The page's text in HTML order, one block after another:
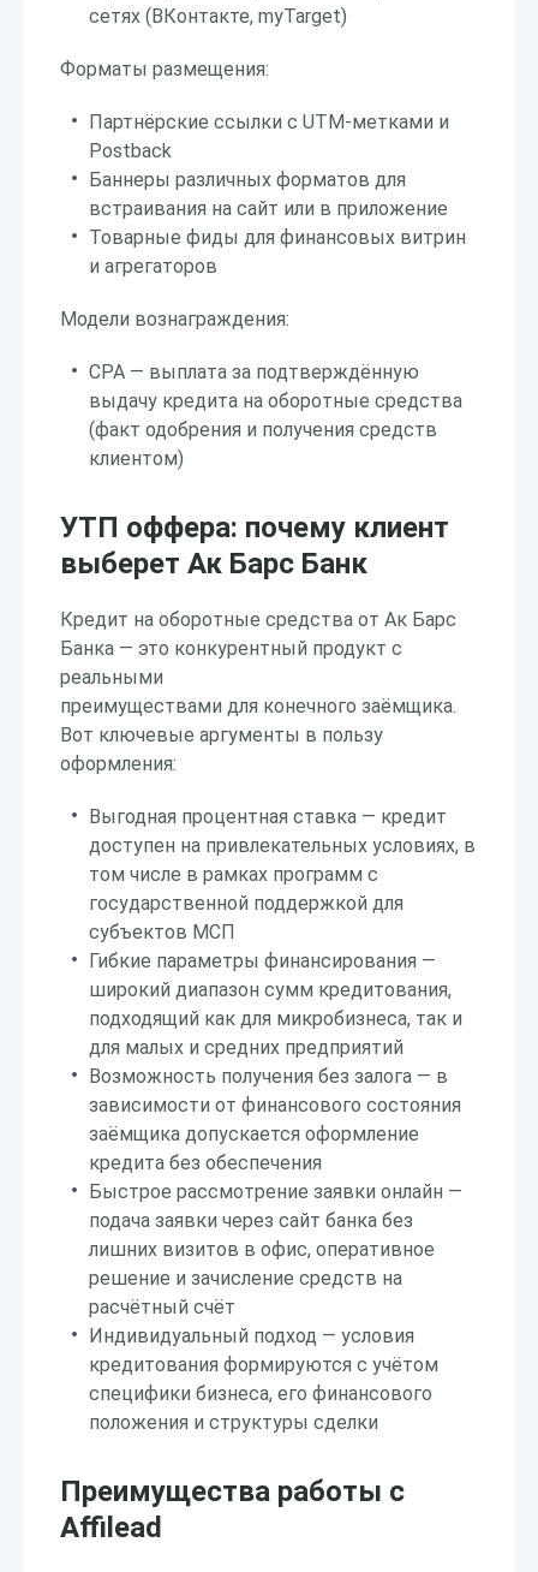
сетях (ВКонтакте, myTarget)
Форматы размещения:
Партнёрские ссылки с UTM-метками и
Postback
Баннеры различных форматов для
встраивания на сайт или в приложение
Товарные фиды для финансовых витрин
и агрегаторов
Модели вознаграждения:
CPA — выплата за подтверждённую
выдачу кредита на оборотные средства
(факт одобрения и получения средств
клиентом)
УТП оффера: почему клиент
выберет Ак Барс Банк
Кредит на оборотные средства от Ак Барс
Банка — это конкурентный продукт с
реальными
преимуществами для конечного заёмщика.
Вот ключевые аргументы в пользу
оформления:
Выгодная процентная ставка — кредит
доступен на привлекательных условиях, в
том числе в рамках программ с
государственной поддержкой для
субъектов МСП
Гибкие параметры финансирования —
широкий диапазон сумм кредитования,
подходящий как для микробизнеса, так и
для малых и средних предприятий
Возможность получения без залога — в
зависимости от финансового состояния
заёмщика допускается оформление
кредита без обеспечения
Быстрое рассмотрение заявки онлайн —
подача заявки через сайт банка без
лишних визитов в офис, оперативное
решение и зачисление средств на
расчётный счёт
Индивидуальный подход — условия
кредитования формируются с учётом
специфики бизнеса, его финансового
положения и структуры сделки
Преимущества работы с
Affilead